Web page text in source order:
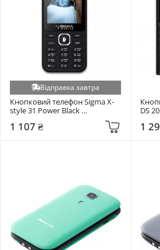
Відправка завтра
Кнопковий телефон Sigma X-
style 31 Power Black
1 107 ₴
DS
1